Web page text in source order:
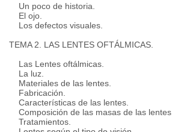
Un poco de historia.
El ojo.
Los defectos visuales.
TEMA 2. LAS LENTES OFTÁLMICAS.
Las Lentes oftálmicas.
La luz.
Materiales de las lentes.
Fabricación.
Características de las lentes.
Composición de las masas de las lentes.
Tratamientos.